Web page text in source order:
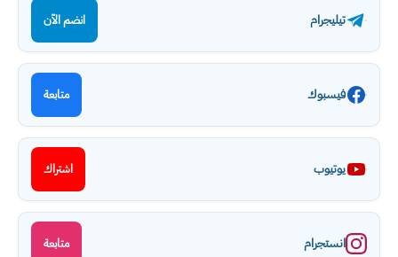
تيليجرام انضم الآن
فيسبوك متابعة
يوتيوب اشتراك
انستجرام متابعة